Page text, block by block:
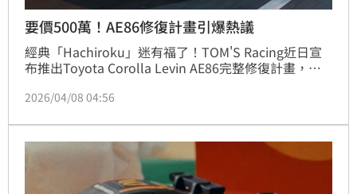
要價500萬！AE86修復計畫引爆熱議
經典「Hachiroku」迷有福了！TOM'S Racing近日宣
布推出Toyota Corolla Levin AE86完整修復計畫，讓
懷變成現實。
2026/04/08 04:56